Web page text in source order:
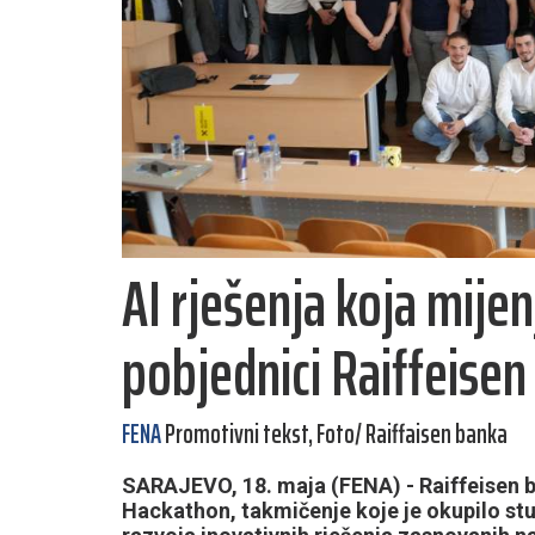
AI rješenja koja
pobjednici
FENAPromotivni tekst, Foto/ Raiffaisen banka
SARAJEVO, 18. maja (FENA) -
Hackathon, takmičenje koje je okupilo